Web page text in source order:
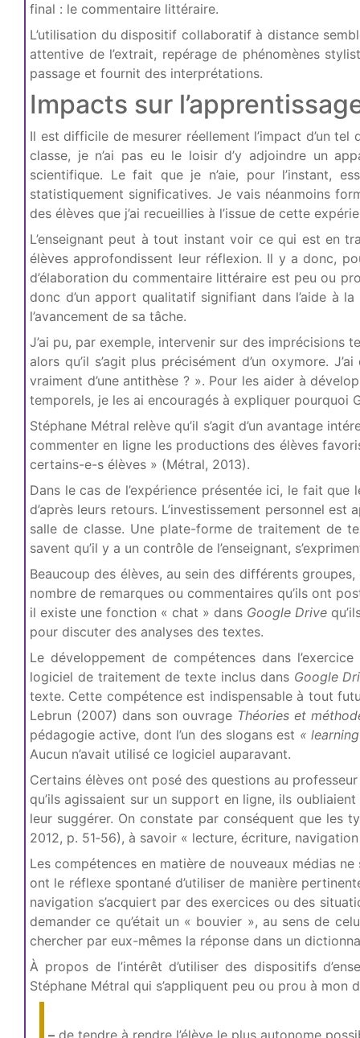
final : le commentaire littéraire.
L’utilisation du dispositif collaboratif à distance
attentive de l’extrait, repérage de phénomènes
passage et fournit des interprétations.
Impacts sur
Il est difficile de mesurer réellement l’impact d’un
classe, je n’ai pas eu le loisir d’y adjoindre un
scientifique. Le fait que je n’aie, pour l’instant,
statistiquement significatives. Je vais néanmoins
des élèves que j’ai recueillies à l’issue de cette
L’enseignant peut à tout instant voir ce qui est en
élèves approfondissent leur réflexion. Il y a donc,
d’élaboration du commentaire littéraire est peu ou
donc d’un apport qualitatif signifiant dans l’aide à
l’avancement de sa tâche.
J’ai pu, par exemple, intervenir sur des imprécisions
alors qu’il s’agit plus précisément d’un oxymore.
vraiment d’une antithèse ? ». Pour les aider à
temporels, je les ai encouragés à expliquer pourquoi
Stéphane Métral relève qu’il s’agit d’un avantage
commenter en ligne les productions des élèves
certains-e-s élèves » (Métral, 2013).
Dans le cas de l’expérience présentée ici, le fait
d’après leurs retours. L’investissement personnel
salle de classe. Une plate-forme de traitement de
savent qu’il y a un contrôle de l’enseignant,
Beaucoup des élèves, au sein des différents
nombre de remarques ou commentaires qu’ils ont
il existe une fonction « chat » dans Google Drive
pour discuter des analyses des textes.
Le développement de compétences dans
logiciel de traitement de texte inclus dans Google
texte. Cette compétence est indispensable à tout
Lebrun (2007) dans son ouvrage Théories et
pédagogie active, dont l’un des slogans est «
Aucun n’avait utilisé ce logiciel auparavant.
Certains élèves ont posé des questions au
qu’ils agissaient sur un support en ligne, ils
leur suggérer. On constate par conséquent que les
2012, p. 51‑56), à savoir « lecture, écriture,
Les compétences en matière de nouveaux médias
ont le réflexe spontané d’utiliser de manière
navigation s’acquiert par des exercices ou des
demander ce qu’était un « bouvier », au sens de
chercher par eux-mêmes la réponse dans un
À propos de l’intérêt d’utiliser des dispositifs
Stéphane Métral qui s’appliquent peu ou prou à
– de tendre à rendre l’élève le plus autonome